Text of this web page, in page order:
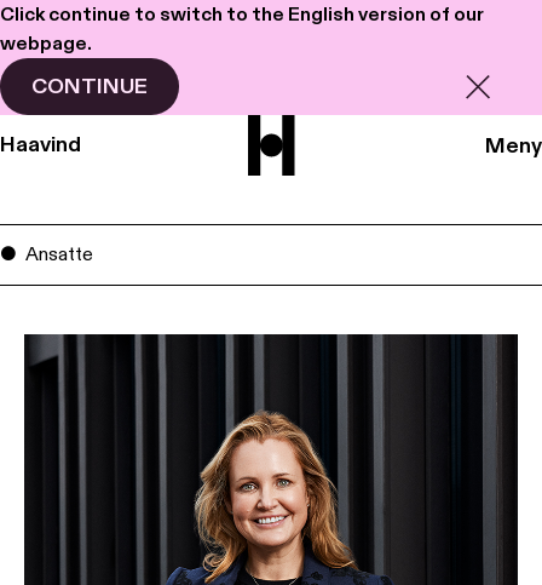
Click continue to switch to the English version of our
webpage.
CONTINUE
Haavind Meny
Ansatte